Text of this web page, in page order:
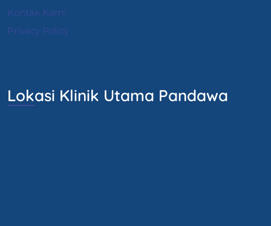
Kontak Kami
Privacy Policy
Lokasi Klinik Utama Pandawa